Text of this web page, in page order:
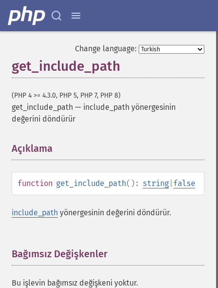
Change language:
get_include_path
(PHP 4 >= 4.3.0, PHP 5, PHP 7, PHP 8)
get_include_path — include_path yönergesinin
değerini döndürür
Açıklama
function get_include_path(): string false
include_path yönergesinin değerini döndürür.
Bağımsız Değişkenler
Bu işlevin bağımsız değişkeni yoktur.